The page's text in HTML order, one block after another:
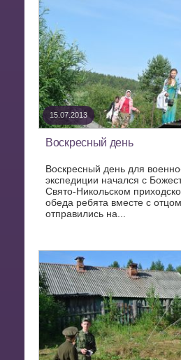
15.07.2013
Воскресный день
Воскресный день для
экспедиции начался с
Свято-Никольском
обеда ребята вместе с
отправились на...